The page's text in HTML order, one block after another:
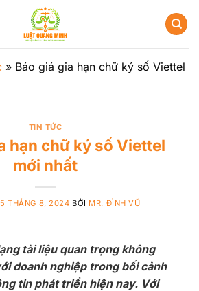
» Báo giá gia hạn chữ ký số Viettel
TIN TỨC
hạn chữ ký số Viettel
mới nhất
THÁNG 8, 2024 BỞI MR. ĐÌNH VŨ
tài liệu quan trọng không
doanh nghiệp trong bối cảnh
tin phát triển hiện nay. Với